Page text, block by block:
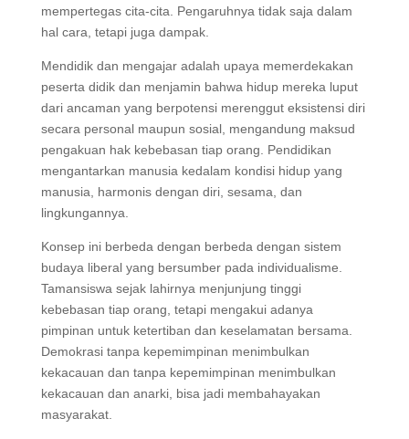
mempertegas cita-cita. Pengaruhnya tidak saja dalam
hal cara, tetapi juga dampak.
Mendidik dan mengajar adalah upaya memerdekakan
peserta didik dan menjamin bahwa hidup mereka luput
dari ancaman yang berpotensi merenggut eksistensi diri
secara personal maupun sosial, mengandung maksud
pengakuan hak kebebasan tiap orang. Pendidikan
mengantarkan manusia kedalam kondisi hidup yang
manusia, harmonis dengan diri, sesama, dan
lingkungannya.
Konsep ini berbeda dengan berbeda dengan sistem
budaya liberal yang bersumber pada individualisme.
Tamansiswa sejak lahirnya menjunjung tinggi
kebebasan tiap orang, tetapi mengakui adanya
pimpinan untuk ketertiban dan keselamatan bersama.
Demokrasi tanpa kepemimpinan menimbulkan
kekacauan dan tanpa kepemimpinan menimbulkan
kekacauan dan anarki, bisa jadi membahayakan
masyarakat.